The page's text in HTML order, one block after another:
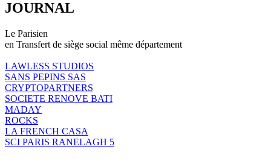
JOURNAL
Le Parisien
en Transfert de siège social même département
LAWLESS STUDIOS
SANS PEPINS SAS
CRYPTOPARTNERS
SOCIETE RENOVE BATI
MADAY
ROCKS
LA FRENCH CASA
SCI PARIS RANELAGH 5